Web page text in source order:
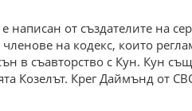
написан от създателите на
на кодекс, които
в съавторство с Кун. Кун
Козелът. Крег Даймънд от